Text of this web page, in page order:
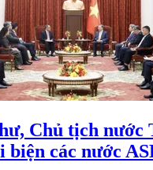
Chủ tịch nước
biện các nước